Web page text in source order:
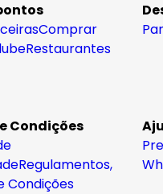
Comprar
Restaurantes
Condições
Regulamentos,
Condições